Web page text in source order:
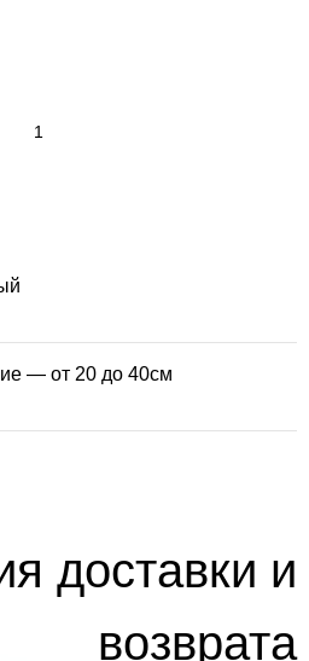
— от 20 до 40см
доставки и
возврата